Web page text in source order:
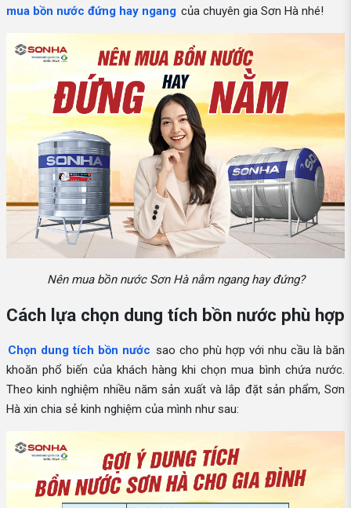
mua bồn nước đứng hay ngang của chuyên gia Sơn Hà nhé!
Nên mua bồn nước Sơn Hà nằm ngang hay đứng?
Cách lựa chọn dung tích bồn nước phù hợp
Chọn dung tích bồn nước sao cho phù hợp với nhu cầu là băn
khoăn phổ biến của khách hàng khi chọn mua bình chứa nước.
Theo kinh nghiệm nhiều năm sản xuất và lắp đặt sản phẩm, Sơn
Hà xin chia sẻ kinh nghiệm của mình như sau: